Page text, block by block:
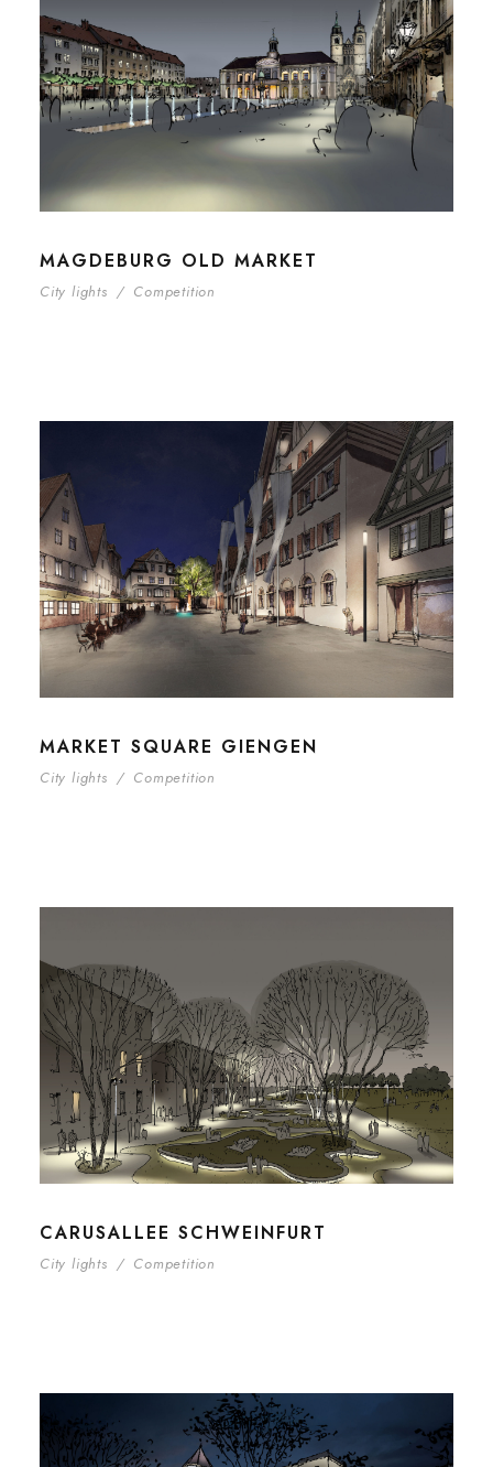
MAGDEBURG OLD MARKET
City lights / Competition
MARKET SQUARE GIENGEN
City lights / Competition
CARUSALLEE SCHWEINFURT
City lights / Competition